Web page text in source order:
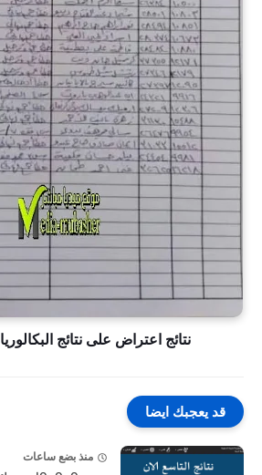
نتائج اعتراض على نتائج البكالوريا 2022 بسوريا
قد يعجبك ايضا
منذ بضع ساعات